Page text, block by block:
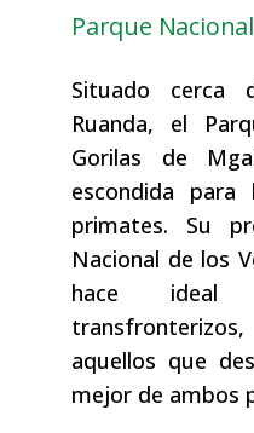
Parque
Situado cerca
Ruanda, el
Gorilas de
escondida
primates. Su
Nacional de los
hace ideal
aquellos que
mejor de ambos